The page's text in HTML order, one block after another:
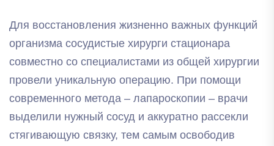
Для восстановления жизненно важных функций
организма сосудистые хирурги стационара
совместно со специалистами из общей хирургии
провели уникальную операцию. При помощи
современного метода – лапароскопии – врачи
выделили нужный сосуд и аккуратно рассекли
стягивающую связку, тем самым освободив